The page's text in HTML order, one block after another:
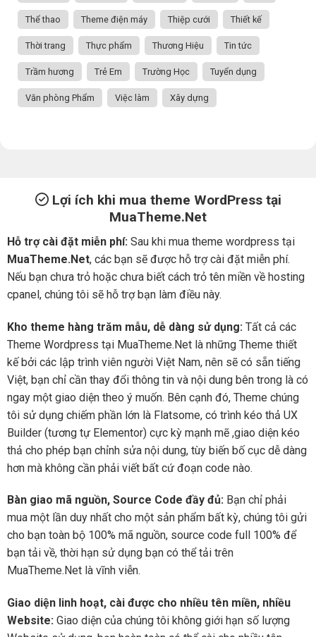
Thể thao Theme điện máy Thiệp cưới Thiết kế
Thời trang Thực phẩm Thương Hiệu Tin tức
Trầm hương Trẻ Em Trường Học Tuyển dụng
Văn phòng Phẩm Việc làm Xây dựng
Lợi ích khi mua theme WordPress tại
MuaTheme.Net
Hỗ trợ cài đặt miễn phí: Sau khi mua theme wordpress tại
MuaTheme.Net, các bạn sẽ được hỗ trợ cài đặt miễn phí.
Nếu bạn chưa trỏ hoặc chưa biết cách trỏ tên miền về hosting
cpanel, chúng tôi sẽ hỗ trợ bạn làm điều này.
Kho theme hàng trăm mẫu, dễ dàng sử dụng: Tất cả các
Theme Wordpress tại MuaTheme.Net là những Theme thiết
kế bởi các lập trình viên người Việt Nam, nên sẽ có sẵn tiếng
Việt, bạn chỉ cần thay đổi thông tin và nội dung bên trong là có
ngay một giao diện theo ý muốn. Bên cạnh đó, Theme chúng
tôi sử dụng chiếm phần lớn là Flatsome, có trình kéo thả UX
Builder (tương tự Elementor) cực kỳ mạnh mẽ ,giao diện kéo
thả cho phép bạn chỉnh sửa nội dung, tùy biến bố cục dễ dàng
hơn mà không cần phải viết bất cứ đoạn code nào.
Bàn giao mã nguồn, Source Code đầy đủ: Bạn chỉ phải
mua một lần duy nhất cho một sản phẩm bất kỳ, chúng tôi gửi
cho bạn toàn bộ 100% mã nguồn, source code full 100% để
bạn tải về, thời hạn sử dụng bạn có thể tải trên
MuaTheme.Net là vĩnh viễn.
Giao diện linh hoạt, cài được cho nhiều tên miền, nhiều
Website: Giao diện của chúng tôi không giới hạn số lượng